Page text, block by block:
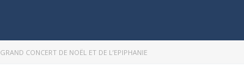
GRAND CONCERT DE NOËL ET DE L’EPIPHANIE